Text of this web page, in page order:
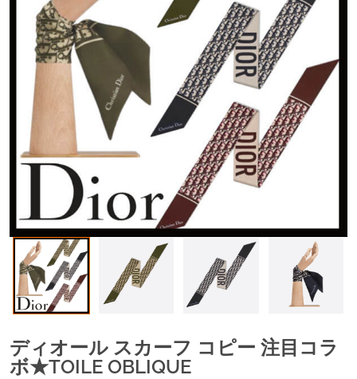
ディオール スカーフ コピー 注目コラ
ボ★TOILE OBLIQUE